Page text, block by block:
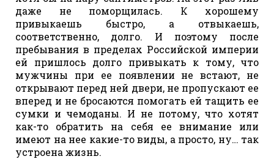
даже не поморщилась. К хорошему
привыкаешь быстро, а отвыкаешь,
соответственно, долго. И поэтому после
пребывания в пределах Российской империи
ей пришлось долго привыкать к тому, что
мужчины при ее появлении не встают, не
открывают перед ней двери, не пропускают ее
вперед и не бросаются помогать ей тащить ее
сумки и чемоданы. И не потому, что хотят
как-то обратить на себя ее внимание или
имеют на нее какие-то виды, а просто, ну… так
устроена жизнь.